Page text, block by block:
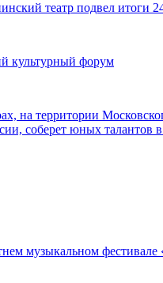
театр подвел итоги
культурный форум
на территории
соберет юных талантов
музыкальном фестивале